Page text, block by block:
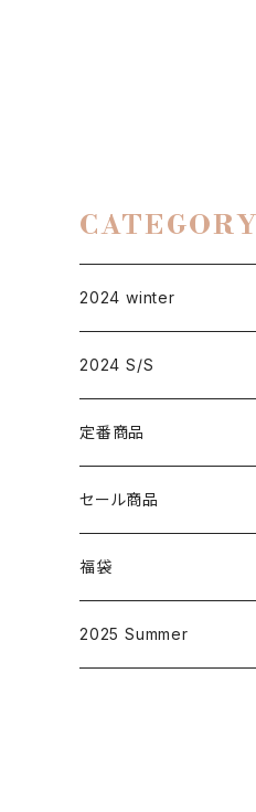
CATEGORY
2024 winter
2024 S/S
定番商品
D001
大人
子供
D002
大人
D003
セール商品
福袋
2025 Summer